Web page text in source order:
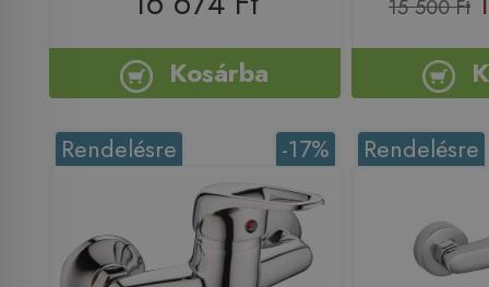
Kosárba
15 500 Ft
-17%
Rendelésre Rendelésre